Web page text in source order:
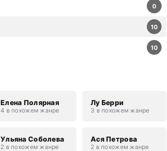
10
10
0
Елена Полярная
4 в похожем жанре
Лу Берри
3 в похожем жанре
Ульяна Соболева
2 в похожем жанре
Ася Петрова
2 в похожем жанре